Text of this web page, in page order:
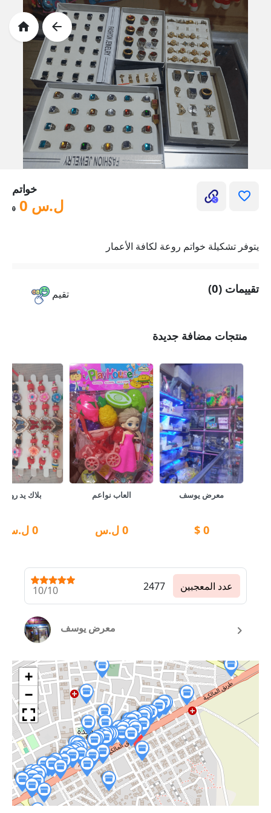
خواتم
ل.س 0
0
يتوفر تشكيلة خواتم روعة لكافة الأعمار
تقيم تقييمات (0)
منتجات مضافة جديدة
معرض يوسف
0
$
العاب نواعم
0 ل.س
بلاك يد روعة
0 ل.س
10/10 2477 عدد المعجبين
معرض يوسف
+
−